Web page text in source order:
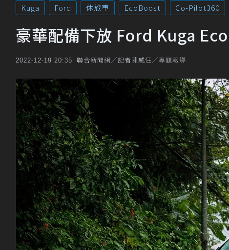
Kuga Ford 休旅車 EcoBoost Co-Pilot360
豪華配備下放 Ford Kuga
2022-12-19 20:35 聯合新聞網／記者陳威任／專題報導